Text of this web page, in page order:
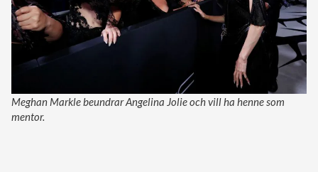
Meghan Markle beundrar Angelina Jolie och vill ha henne som
mentor.